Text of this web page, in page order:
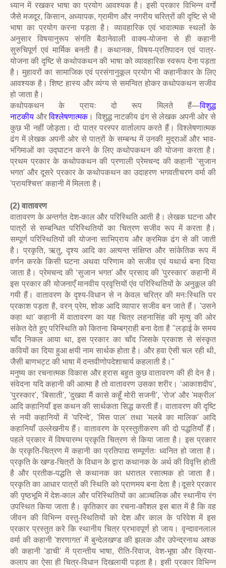
ध्यान में रखकर भाषा का प्रयोग आवश्यक है। इसी प्रकार विभिन्न वर्गों
जैसे मजदूर, किसान, अध्यापक, ग्रामीण और नगरीय चरित्रों की दृष्टि से भी
भाषा का प्रयोग करना पड़ता है। व्यावहारिक एवं भावात्मक स्थलों के
अनुसार विषयानुरूप संगति बैठानेवाली वाक्य-योजना से ही कहानी
सुरुचिपूर्ण एवं मार्मिक बनती है। कथानक, विषय-प्रतिपादन एवं पात्र-
योजना की दृष्टि से कथोपकथन की भाषा को व्यावहारिक स्वरूप देना पड़ता
है। मुहावरों का सामाजिक एवं प्रसंगानुकूल प्रयोग भी कहानीकार के लिए
आवश्यक है। शिष्ट हास्य और व्यंग्य से समन्वित होकर कथोपकथन सजीव
हो जाता है।
कथोपकथन के प्रायः दो रूप मिलते हैं—विशुद्ध
नाटकीय औरविश्लेषणात्मक। विशुद्ध नाटकीय ढंग से लेखक अपनी ओर से
कुछ भी नहीं जोड़ता। दो पात्र परस्पर वार्तालाप करते हैं। विश्लेषणात्मक
ढंग में लेखक अपनी ओर से पात्रों के सम्बन्ध में उनकी मुद्राओं और भाव-
भंगिमाओं का उद्घाटन करने के लिए कथोपकथन की योजना करता है।
प्रथम प्रकार के कथोपकथन की प्रणाली प्रेमचन्द की कहानी ‘सुजान
भगत' और दूसरे प्रकार के कथोपकथन का उदाहरण भगवतीचरण वर्मा की
'प्रायश्चित्त' कहानी में मिलता है।
(2) वातावरण
वातावरण के अन्तर्गत देश-काल और परिस्थिति आती है। लेखक घटना और
पात्रों से सम्बन्धित परिस्थितियों का चित्रण सजीव रूप में करता है।
सम्पूर्ण परिस्थितियों की योजना साभिप्राय और क्रमिक ढंग से की जाती
है। प्रकृति, ऋतु, दृश्य आदि का अत्यन्त संक्षिप्त और सांकेतिक रूप में
वर्णन करके किसी घटना अथवा परिणाम को सजीव एवं यथार्थ बना दिया
जाता है। प्रेमचन्द की ‘सुजान भगत' और प्रसाद की 'पुरस्कार' कहानी में
इस प्रकार की योजनाएँ मानवीय प्रवृत्तियों एंव परिस्थितियों के अनुकूल की
गयी हैं। वातावरण के दृश्य-विधान से न केवल चरित्र की मनःस्थिति पर
प्रकाश पड़ता है, वरन् प्रेम, शोक आदि व्यापार सजीव बन जाते हैं। 'उसने
कहा था' कहानी में वातावरण का यह चित्र लहनासिंह की मृत्यु की ओर
संकेत देते हुए परिस्थिति को कितना बिम्बग्राही बना देता है "लड़ाई के समय
चाँद निकल आया था, इस प्रकार का चाँद जिसके प्रकाश से संस्कृत
कवियों का दिया हुआ क्षयी नाम सार्थक होता है। और हवा ऐसी चल रही थी,
जैसी बाणभट्ट की भाषा में दन्तवीणोपदेशाचार्य कहलाती है।"
मनुष्य का रचनात्मक विकास और ह्रास बहुत कुछ वातावरण की ही देन है।
संवेदना यदि कहानी की आत्मा है तो वातावरण उसका शरीर। ‘आकाशदीप',
'पुरस्कार', 'बिसाती', 'दुखवा मैं कासे कहूँ मोरी सजनी', 'रोज' और 'मक्रील'
आदि कहानियाँ इस कथन की सार्थकता सिद्ध करती हैं। वातावरण की दृष्टि
से नयी कहानियों में 'परिन्दे', 'मिस पाल' तथा 'मलबे का मालिक' आदि
कहानियाँ उल्लेखनीय हैं। वातावरण के प्रस्तुतीकरण की दो पद्धतियाँ हैं।
पहले प्रकार में विषयारम्भ प्रकृति चित्रण से किया जाता है। इस प्रकार
के प्रकृति-चित्रण में कहानी का प्रतिपाद्य सम्पूर्णतः ध्वनित हो जाता है।
प्रकृति के खण्ड-चित्रों के विधान के द्वारा कथानक के अर्थ की विवृत्ति होती
है और प्रतीक-पद्धति से कथानक का धरातल रसात्मक हो जाता है।
प्रकृति का आधार पात्रों की स्थिति को प्राणमय बना देता है।दूसरे प्रकार
की पृष्ठभूमि में देश-काल और परिस्थितियों का आञ्चलिक और स्थानीय रंग
उपस्थित किया जाता है। कृतिकार का रचना-कौशल इस बात में है कि वह
जीवन की विभिन्न वस्तु-स्थितियों को देश और काल के परिवेश में इस
प्रकार प्रस्तुत करे कि स्थानीय चित्र प्रभावपूर्ण हो जाय। वृन्दावनलाल
वर्मा की कहानी 'शरणागत' में बुन्देलखण्ड की झलक और उपेन्द्रनाथ अश्क
की कहानी 'डाची' में प्रान्तीय भाषा, रीति-रिवाज, वेश-भूषा और क्रिया-
कलाप का ऐसा ही चित्र-विधान दिखलायी पड़ता है। इसी प्रकार विभिन्न